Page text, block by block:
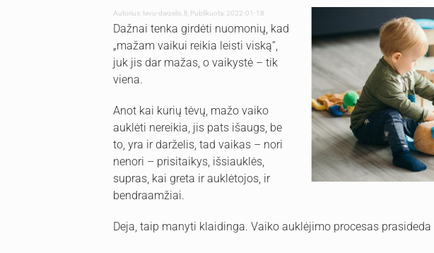
Autorius:tevu-darzelis.lt Publikuota: 2022-01-18
Dažnai tenka girdėti nuomonių, kad
„mažam vaikui reikia leisti viską“,
juk jis dar mažas, o vaikystė – tik
viena.
Anot kai kurių tėvų, mažo vaiko
auklėti nereikia, jis pats išaugs, be
to, yra ir darželis, tad vaikas – nori
nenori – prisitaikys, išsiauklės,
supras, kai greta ir auklėtojos, ir
bendraamžiai.
Deja, taip manyti klaidinga. Vaiko auklėjimo procesas